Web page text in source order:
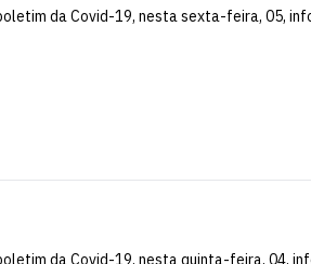
da Covid-19, nesta sexta-feira, 05,
da Covid-19, nesta quinta-feira, 04,